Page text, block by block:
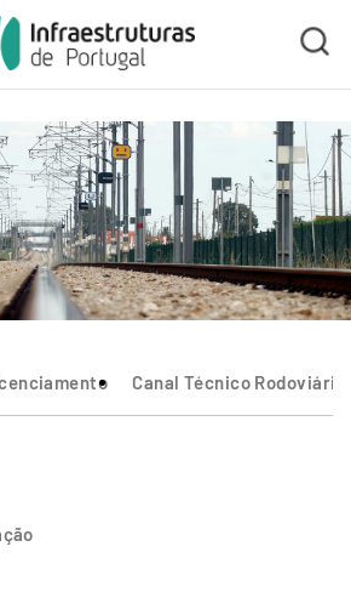
visibility
Canal Técnico Rodoviário